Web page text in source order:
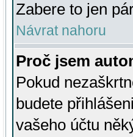
Zabere to jen
Návrat nahoru
Proč jsem
Pokud
budete
vašeho účtu